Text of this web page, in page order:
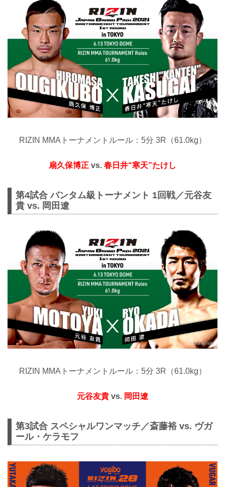
RIZIN MMAトーナメントルール：5分 3R（61.0kg）
扇久保博正 vs. 春日井“寒天”たけし
第4試合 バンタム級トーナメント 1回戦／元谷友
貴 vs. 岡田遼
RIZIN MMAトーナメントルール：5分 3R（61.0kg）
元谷友貴 vs. 岡田遼
第3試合 スペシャルワンマッチ／斎藤裕 vs. ヴガ
ール・ケラモフ